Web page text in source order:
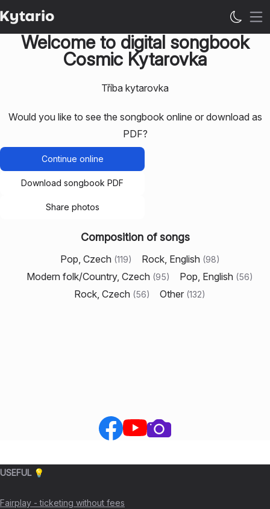
Welcome to digital songbook
Cosmic Kytarovka
Tříba kytarovka
Would you like to see the songbook online or download as
PDF?
Continue online
Download songbook PDF
Share photos
Composition of songs
Pop, Czech (119) Rock, English (98)
Modern folk/Country, Czech (95) Pop, English (56)
Rock, Czech (56) Other (132)
USEFUL 💡
Fairplay - ticketing without fees